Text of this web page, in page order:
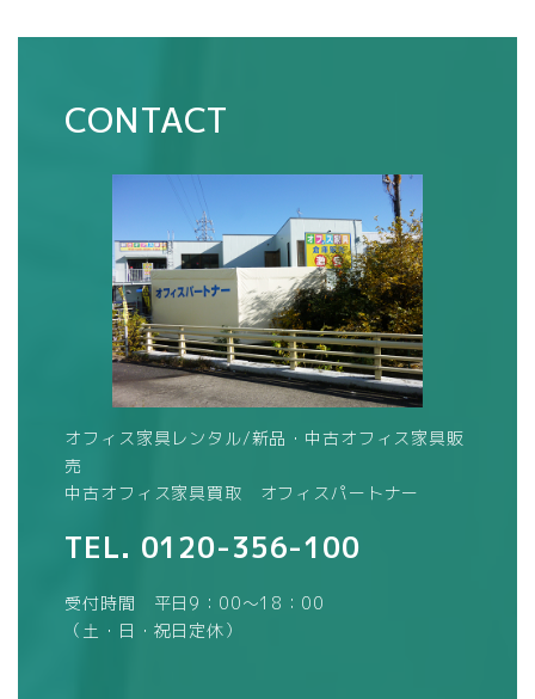
CONTACT
オフィス家具レンタル/新品・中古オフィス家具販
売
中古オフィス家具買取 オフィスパートナー
TEL. 0120-356-100
受付時間 平日9：00～18：00
（土・日・祝日定休）